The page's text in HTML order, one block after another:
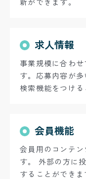
求人情報
事業規模に合わ
す。応募内容が
検索機能をつける
会員機能
会員用のコンテ
す。
外部の方に
することができま